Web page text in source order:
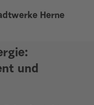
Herne
und